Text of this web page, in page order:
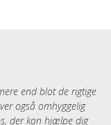
end blot de rigtige
også omhyggelig
der kan hjælpe dig